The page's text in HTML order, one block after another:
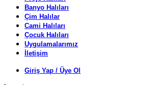
Banyo Halıları
Çim Halılar
Cami Halıları
Çocuk Halıları
Uygulamalarımız
İletişim
Giriş Yap / Üye Ol